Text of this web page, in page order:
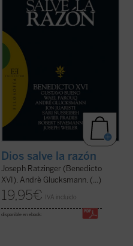
provenientes de diferentes países,
tradiciones religiosas y posiciones
culturales, se dan cita en este ... (ver ficha)
Dios salve la razón
Joseph Ratzinger (Benedicto
XVI), Andrè Glucksmann, (...)
19,95€ IVA incluido
disponible en ebook: